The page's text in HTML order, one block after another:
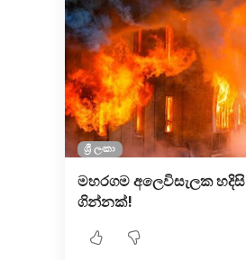
ශ්‍රී ලංකා
මහරගම අලෙවිසැලක හදිසි
ගින්නක්!